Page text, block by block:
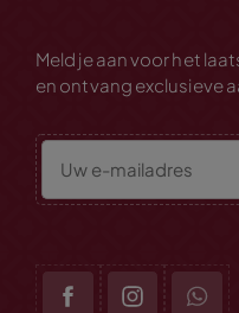
Meld je aan voor het
en ontvang exclusieve